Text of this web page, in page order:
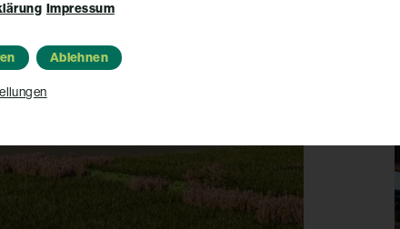
Impressum
Ablehnen